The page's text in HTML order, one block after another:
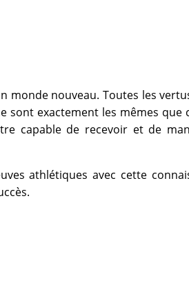
monde nouveau. Toutes les
sont exactement les mêmes que
capable de recevoir et de
athlétiques avec cette